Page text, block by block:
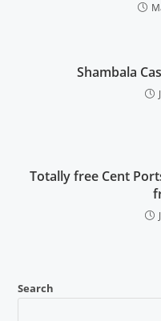
Shambala
Totally free Cent
Search